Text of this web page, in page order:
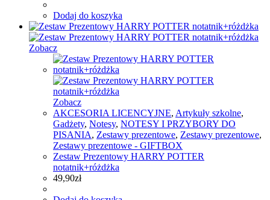
Dodaj do koszyka
Zobacz
Zobacz
AKCESORIA LICENCYJNE, Artykuły szkolne,
Gadżety, Notesy, NOTESY I PRZYBORY DO
PISANIA, Zestawy prezentowe, Zestawy prezentowe,
Zestawy prezentowe - GIFTBOX
Zestaw Prezentowy HARRY POTTER
notatnik+różdżka
49,90zł